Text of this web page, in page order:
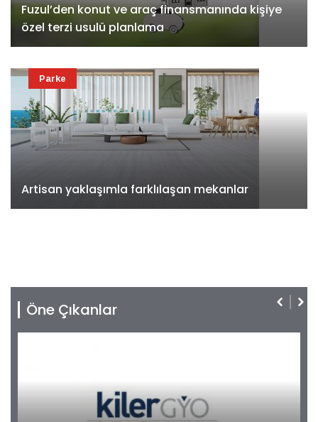
Fuzul’den konut ve araç finansmanında kişiye
özel terzi usulü planlama
Artisan yaklaşımla farklılaşan mekanlar
Parke
Öne Çıkanlar